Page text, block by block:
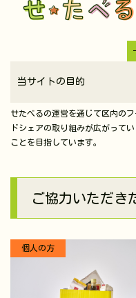
当サイトの目的
せたべるの運営を通じて区内のフ
ドシェアの取り組みが広がってい
ことを目指しています。
ご協力いただき
個人の方